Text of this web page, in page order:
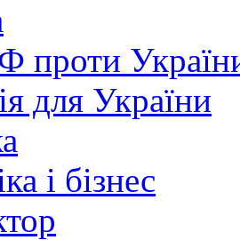
проти
для України
і бізнес